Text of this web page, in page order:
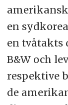
en
en tvåtakts
B&W och
respektive
de